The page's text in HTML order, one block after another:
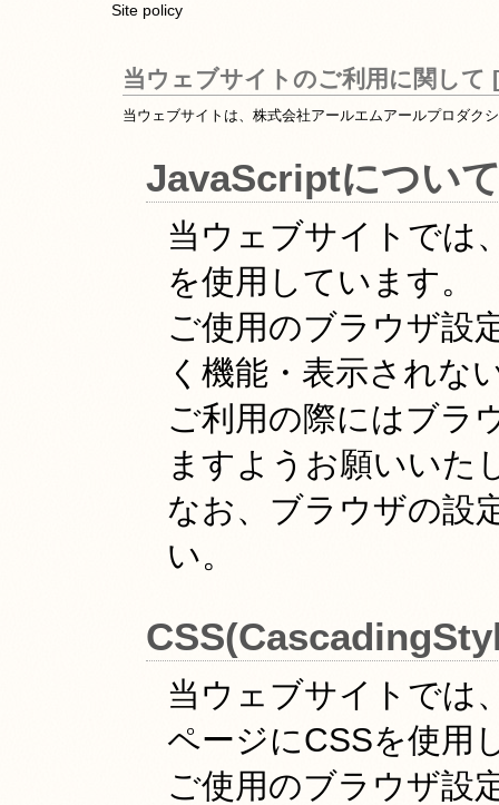
Site policy
当ウェブサイトのご利用に関して
当ウェブサイトは、株式会社アールエムアールプロダク
JavaScriptについ
当ウェブサイトでは
を使用しています。
ご使用のブラウザ設
く機能・表示されな
ご利用の際にはブラ
ますようお願いいた
なお、ブラウザの設
い。
当ウェブサイトでは
ページにCSSを使用
ご使用のブラウザ設